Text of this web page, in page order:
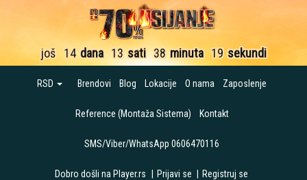
još 14 dana 13 sati 38 minuta 19 sekundi
RSD Brendovi Blog Lokacije O nama Zaposlenje
Reference (Montaža Sistema) Kontakt
SMS/Viber/WhatsApp 0606470116
Dobro došli na Player.rs Prijavi se Registruj se